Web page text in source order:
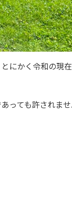
にかく令和の現
っても許されませ